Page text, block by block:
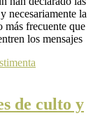
necesariamente la
más frecuente que
los mensajes
de culto y